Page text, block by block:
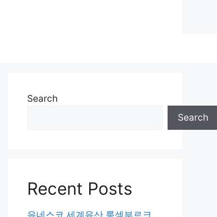
Search
Search
Recent Posts